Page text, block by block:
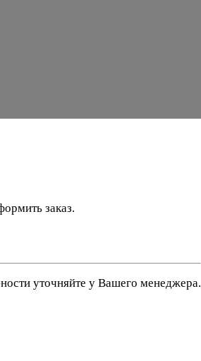
заказ.
уточняйте у Вашего менеджера.